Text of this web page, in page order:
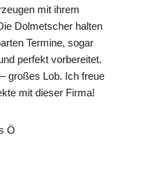
mit ihrem
Dolmetscher halten
Termine, sogar
perfekt vorbereitet.
großes Lob. Ich freue
mit dieser Firma!
Ö